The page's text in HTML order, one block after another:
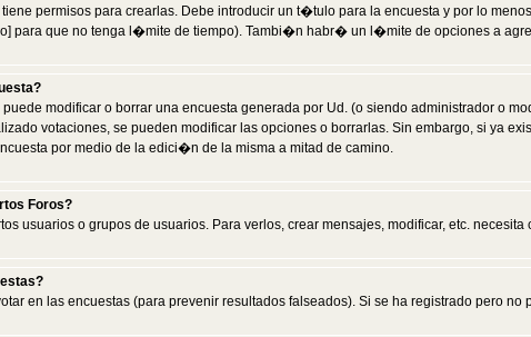
permisos para crearlas. Debe introducir un t�tulo para la encuesta y por lo
para que no tenga l�mite de tiempo). Tambi�n habr� un l�mite de opciones a
modificar o borrar una encuesta generada por Ud. (o siendo administrador o
votaciones, se pueden modificar las opciones o borrarlas. Sin embargo, si ya
por medio de la edici�n de la misma a mitad de camino.
Foros?
usuarios o grupos de usuarios. Para verlos, crear mensajes, modificar, etc.
en las encuestas (para prevenir resultados falseados). Si se ha registrado pero